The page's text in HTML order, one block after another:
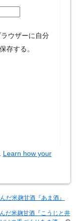
ウザーに自分
存する。
Learn how your
だ米麹甘酒『あま酒』
だ米麹甘酒『こうじと井